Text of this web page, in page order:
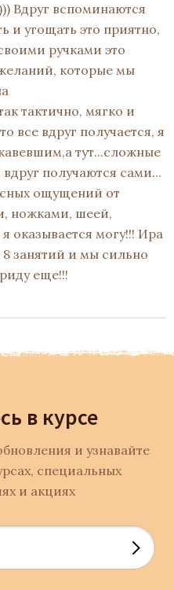
Вдруг вспоминаются
и угощать это приятно,
ручками это
которые мы
тактично, мягко и
все вдруг получается, я
тут...сложные
получаются сами...
ощущений от
ножками, шеей,
оказывается могу!!! Ира
занятий и мы сильно
еще!!!
в курсе
и узнавайте
специальных
и акциях